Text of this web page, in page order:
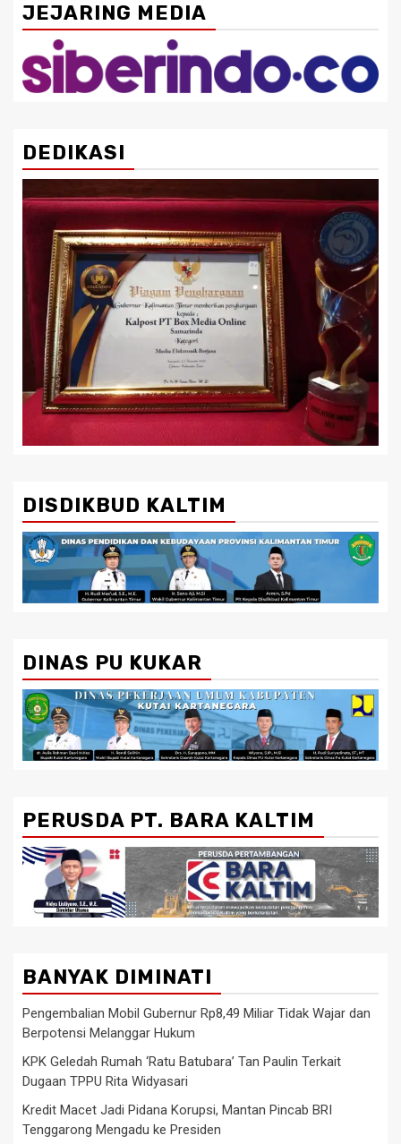
JEJARING MEDIA
DEDIKASI
DISDIKBUD KALTIM
DINAS PU KUKAR
PERUSDA PT. BARA KALTIM
BANYAK DIMINATI
Pengembalian Mobil Gubernur Rp8,49 Miliar Tidak Wajar dan
Berpotensi Melanggar Hukum
KPK Geledah Rumah ‘Ratu Batubara’ Tan Paulin Terkait
Dugaan TPPU Rita Widyasari
Kredit Macet Jadi Pidana Korupsi, Mantan Pincab BRI
Tenggarong Mengadu ke Presiden